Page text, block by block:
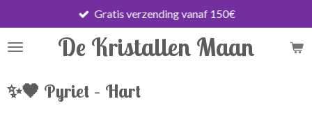
direct
naar
hoofdinhoud
De Kristallen Maan
Gratis verzending vanaf 150€
✨🖤 Pyriet – Hart